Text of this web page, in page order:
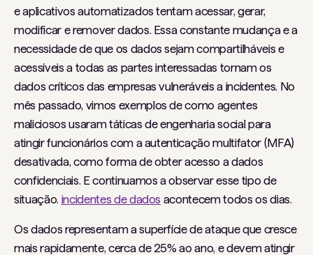
e aplicativos automatizados tentam acessar, gerar,
modificar e remover dados. Essa constante mudança e a
necessidade de que os dados sejam compartilháveis ​​e
acessíveis a todas as partes interessadas tornam os
dados críticos das empresas vulneráveis ​​a incidentes. No
mês passado, vimos exemplos de como agentes
maliciosos usaram táticas de engenharia social para
atingir funcionários com a autenticação multifator (MFA)
desativada, como forma de obter acesso a dados
confidenciais. E continuamos a observar esse tipo de
situação. incidentes de dados acontecem todos os dias.
Os dados representam a superfície de ataque que cresce
mais rapidamente, cerca de 25% ao ano, e devem atingir